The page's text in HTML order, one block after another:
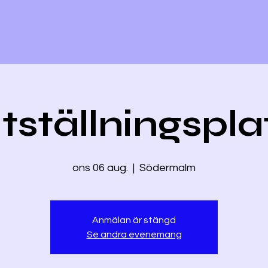
ons 06 aug.
  |
Södermalm
Anmälan är stängd
Se andra evenemang